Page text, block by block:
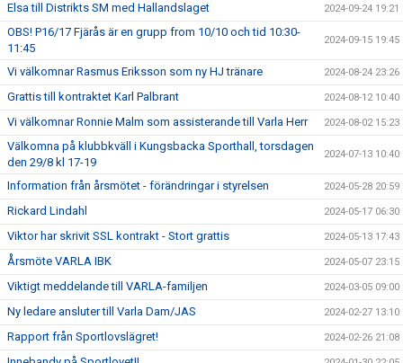
Elsa till Distrikts SM med Hallandslaget 2024-09-24 19:21
OBS! P16/17 Fjärås är en grupp from 10/10 och tid 10:30-
11:45
2024-09-15 19:45
Vi välkomnar Rasmus Eriksson som ny HJ tränare 2024-08-24 23:26
Grattis till kontraktet Karl Palbrant 2024-08-12 10:40
Vi välkomnar Ronnie Malm som assisterande till Varla Herr 2024-08-02 15:23
Välkomna på klubbkväll i Kungsbacka Sporthall, torsdagen
den 29/8 kl 17-19
2024-07-13 10:40
Information från årsmötet - förändringar i styrelsen 2024-05-28 20:59
Rickard Lindahl 2024-05-17 06:30
Viktor har skrivit SSL kontrakt - Stort grattis 2024-05-13 17:43
Årsmöte VARLA IBK 2024-05-07 23:15
Viktigt meddelande till VARLA-familjen 2024-03-05 09:00
Ny ledare ansluter till Varla Dam/JAS 2024-02-27 13:10
Rapport från Sportlovslägret! 2024-02-26 21:08